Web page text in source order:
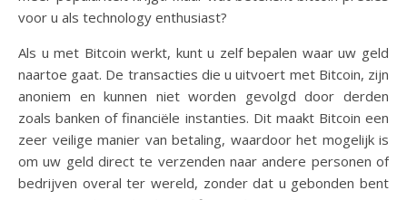
voor u als technology enthusiast?
Als u met Bitcoin werkt, kunt u zelf bepalen waar uw geld
naartoe gaat. De transacties die u uitvoert met Bitcoin, zijn
anoniem en kunnen niet worden gevolgd door derden
zoals banken of financiële instanties. Dit maakt Bitcoin een
zeer veilige manier van betaling, waardoor het mogelijk is
om uw geld direct te verzenden naar andere personen of
bedrijven overal ter wereld, zonder dat u gebonden bent